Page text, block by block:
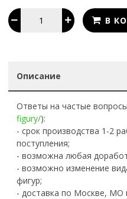
В
Описание
Ответы на частые
figury/):
- срок производства 1-2
поступления;
- возможна любая
- возможно изменение
фигур;
- доставка по Москве, МО